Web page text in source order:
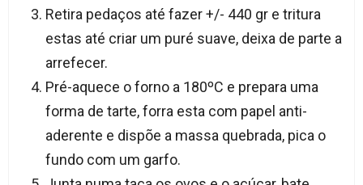
Retira pedaços até fazer +/- 440 gr e tritura
estas até criar um puré suave, deixa de parte a
arrefecer.
Pré-aquece o forno a 180ºC e prepara uma
forma de tarte, forra esta com papel anti-
aderente e dispõe a massa quebrada, pica o
fundo com um garfo.